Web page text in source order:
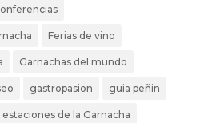
Ferias de vino
Garnachas del mundo
gastropasion guia peñin
estaciones de la Garnacha